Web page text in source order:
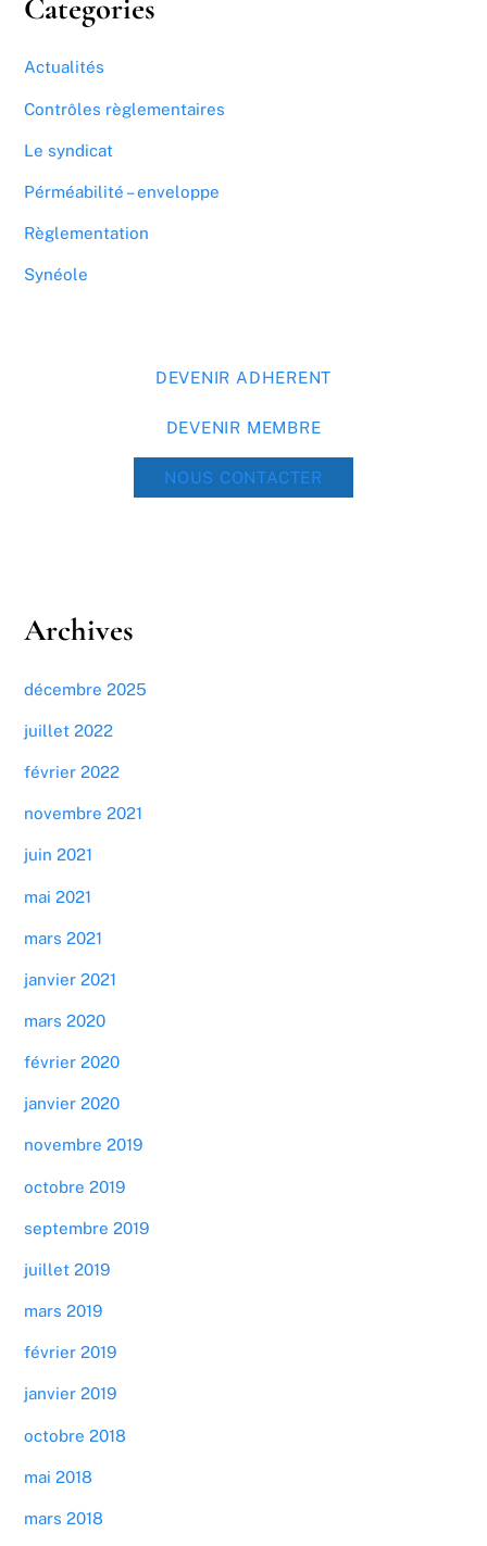
Categories
Actualités
Contrôles règlementaires
Le syndicat
Pérméabilité – enveloppe
Règlementation
Synéole
DEVENIR ADHERENT
DEVENIR MEMBRE
NOUS CONTACTER
Archives
décembre 2025
juillet 2022
février 2022
novembre 2021
juin 2021
mai 2021
mars 2021
janvier 2021
mars 2020
février 2020
janvier 2020
novembre 2019
octobre 2019
septembre 2019
juillet 2019
mars 2019
février 2019
janvier 2019
octobre 2018
mai 2018
mars 2018